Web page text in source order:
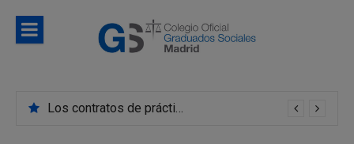
contenido
Colegio
Los contratos de prácticas se convierten en indefinidos con mayor frecuencia de lo que creemos